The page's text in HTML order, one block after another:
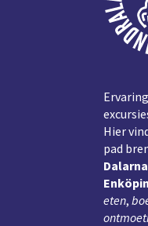
Hier
pad
Dalarna
eten,